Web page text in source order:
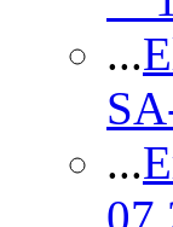
...
...